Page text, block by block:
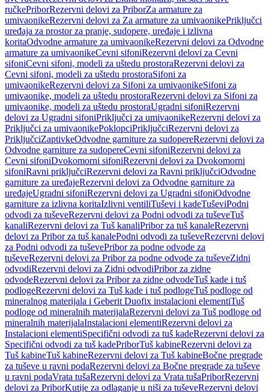
ručkePriborRezervni delovi za PriborZa armature za
umivaonikeRezervni delovi za Za armature za umivaonikePriključci
uređaja za prostor za pranje, sudopere, uređaje i izlivna
koritaOdvodne armature za umivaonikeRezervni delovi za Odvodne
armature za umivaonikeCevni sifoniRezervni delovi za Cevni
sifoniCevni sifoni, modeli za uštedu prostoraRezervni delovi za
Cevni sifoni, modeli za uštedu prostoraSifoni za
umivaonikeRezervni delovi za Sifoni za umivaonikeSifoni za
umivaonike, modeli za uštedu prostoraRezervni delovi za Sifoni za
umivaonike, modeli za uštedu prostoraUgradni sifoniRezervni
delovi za Ugradni sifoniPriključci za umivaonikeRezervni delovi za
Priključci za umivaonikePoklopciPriključciRezervni delovi za
PriključciZaptivkeOdvodne garniture za sudopereRezervni delovi za
Odvodne garniture za sudopereCevni sifoniRezervni delovi za
Cevni sifoniDvokomorni sifoniRezervni delovi za Dvokomorni
sifoniRavni priključciRezervni delovi za Ravni priključciOdvodne
garniture za uređajeRezervni delovi za Odvodne garniture za
uređajeUgradni sifoniRezervni delovi za Ugradni sifoniOdvodne
garniture za izlivna koritaIzlivni ventiliTuševi i kadeTuševiPodni
odvodi za tuševeRezervni delovi za Podni odvodi za tuševeTuš
kanaliRezervni delovi za Tuš kanaliPribor za tuš kanaleRezervni
delovi za Pribor za tuš kanalePodni odvodi za tuševeRezervni delovi
za Podni odvodi za tuševePribor za podne odvode za
tuševeRezervni delovi za Pribor za podne odvode za tuševeZidni
odvodiRezervni delovi za Zidni odvodiPribor za zidne
odvodeRezervni delovi za Pribor za zidne odvodeTuš kade i tuš
podlogeRezervni delovi za Tuš kade i tuš podlogeTuš podloge od
mineralnog materijala i Geberit Duofix instalacioni elementiTuš
podloge od mineralnih materijalaRezervni delovi za Tuš podloge od
mineralnih materijalaInstalacioni elementiRezervni delovi za
Instalacioni elementiSpecifični odvodi za tuš kadeRezervni delovi za
Specifični odvodi za tuš kadePriborTuš kabineRezervni delovi za
Tuš kabineTuš kabineRezervni delovi za Tuš kabineBočne pregrade
za tuševe u ravni podaRezervni delovi za Bočne pregrade za tuševe
u ravni podaVrata tušaRezervni delovi za Vrata tušaPriborRezervni
delovi za PriborKutije za odlaganje u niši za tuševeRezervni delovi